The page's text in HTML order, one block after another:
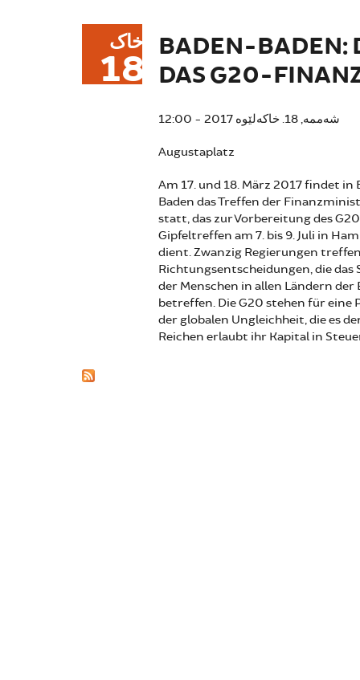
خاک
18 BADEN-BADEN:
DAS G20-
شەممە, 18. خاکەلێوە 2017 - 12:00
Augustaplatz
Am 17. und 18. März 2017 findet in
Baden das Treffen der
statt, das zur Vorbereitung des
Gipfeltreffen am 7. bis 9. Juli in
dient. Zwanzig Regierungen treffen
Richtungsentscheidungen, die das
der Menschen in allen Ländern der
betreffen. Die G20 stehen für eine
der globalen Ungleichheit, die es
Reichen erlaubt ihr Kapital in